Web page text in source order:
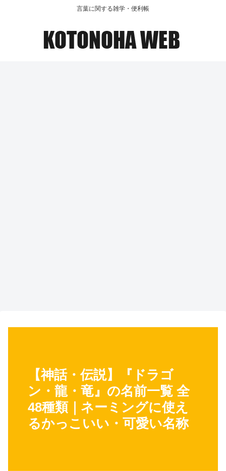
言葉に関する雑学・便利帳
【神話・伝説】『ドラゴ
ン・龍・竜』の名前一覧 全
48種類｜ネーミングに使え
るかっこいい・可愛い名称